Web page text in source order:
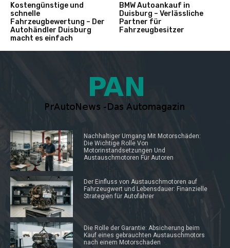
Kostengünstige und
schnelle
Fahrzeugbewertung – Der
Autohändler Duisburg
macht es einfach
BMW Autoankauf in
Duisburg – Verlässliche
Partner für
Fahrzeugbesitzer
Nachhaltiger Umgang Mit Motorschäden:
Die Wichtige Rolle Von
Motorinstandsetzungen Und
Austauschmotoren Für Autoren
Der Einfluss von Austauschmotoren auf
Fahrzeugwert und Lebensdauer: Finanzielle
Strategien für Autofahrer
Die Rolle der Garantie: Absicherung beim
Kauf eines gebrauchten Austauschmotors
nach einem Motorschaden